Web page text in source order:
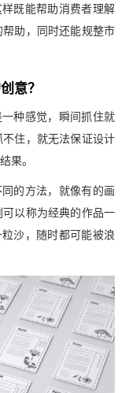
既能帮助消费者理解
助，同时还能规整市
意？
种感觉，瞬间抓住就
住，就无法保证设计
果。
的方法，就像有的画
以称为经典的作品一
沙，随时都可能被浪